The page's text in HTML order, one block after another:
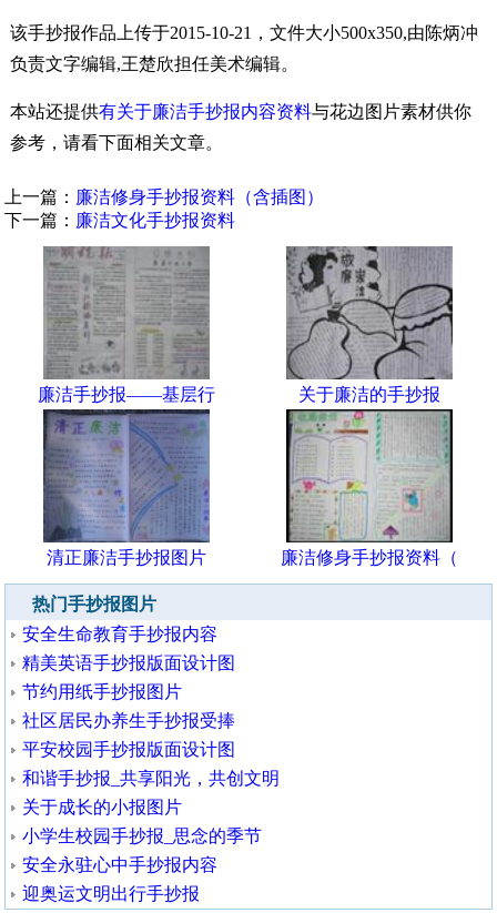
该手抄报作品上传于2015-10-21，文件大小500x350,由陈炳冲
负责文字编辑,王楚欣担任美术编辑。
本站还提供有关于廉洁手抄报内容资料与花边图片素材供你
参考，请看下面相关文章。
上一篇： 廉洁修身手抄报资料（含插图）
下一篇： 廉洁文化手抄报资料
廉洁手抄报——基层行 关于廉洁的手抄报
清正廉洁手抄报图片 廉洁修身手抄报资料（
热门手抄报图片
安全生命教育手抄报内容
精美英语手抄报版面设计图
节约用纸手抄报图片
社区居民办养生手抄报受捧
平安校园手抄报版面设计图
和谐手抄报_共享阳光，共创文明
关于成长的小报图片
小学生校园手抄报_思念的季节
安全永驻心中手抄报内容
迎奥运文明出行手抄报